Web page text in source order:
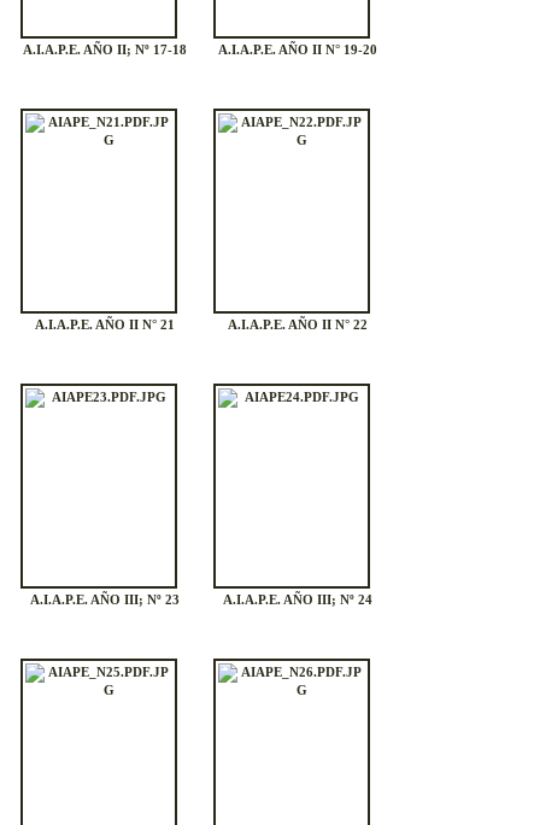
A.I.A.P.E. AÑO II; Nº 17-18 A.I.A.P.E. AÑO II N° 19-20
A.I.A.P.E. AÑO II N° 21 A.I.A.P.E. AÑO II N° 22
A.I.A.P.E. AÑO III; Nº 23 A.I.A.P.E. AÑO III; Nº 24